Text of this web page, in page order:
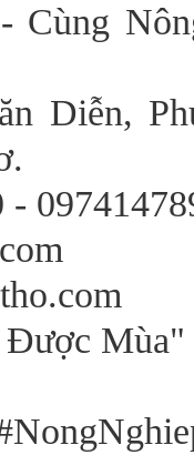
Cùng
Diễn,
Được Mùa"